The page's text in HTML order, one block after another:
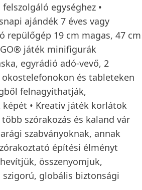
egységhez •
ajándék 7 éves vagy
repülőgép 19 cm magas, 47 cm
játék minifigurák
egyrádió adó-vevő, 2
és tableteken
felnagyíthatják,
• Kreatív játék korlátok
szórakozás és kaland vár
szabványoknak, annak
építési élményt
összenyomjuk,
globális biztonsági